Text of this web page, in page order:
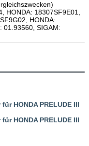
HONDA: 18307SF9E01,
HONDA:
01.93560, SIGAM:
HONDA PRELUDE III
HONDA PRELUDE III